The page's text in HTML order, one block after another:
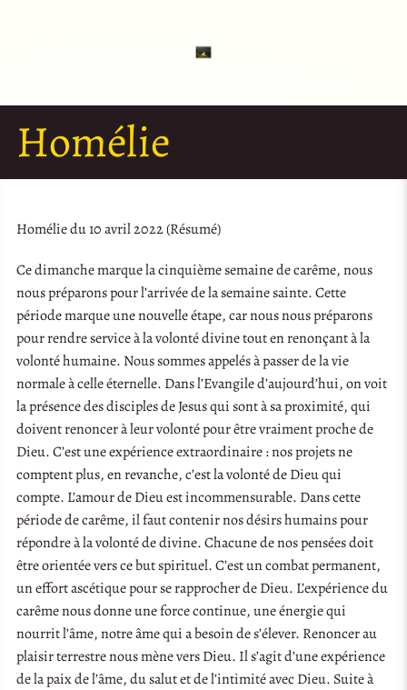
Homélie
Homélie du 10 avril 2022 (Résumé)
Ce dimanche marque la cinquième semaine de carême, nous
nous préparons pour l’arrivée de la semaine sainte. Cette
période marque une nouvelle étape, car nous nous préparons
pour rendre service à la volonté divine tout en renonçant à la
volonté humaine. Nous sommes appelés à passer de la vie
normale à celle éternelle. Dans l’Evangile d’aujourd’hui, on voit
la présence des disciples de Jesus qui sont à sa proximité, qui
doivent renoncer à leur volonté pour être vraiment proche de
Dieu. C’est une expérience extraordinaire : nos projets ne
comptent plus, en revanche, c’est la volonté de Dieu qui
compte. L’amour de Dieu est incommensurable. Dans cette
période de carême, il faut contenir nos désirs humains pour
répondre à la volonté de divine. Chacune de nos pensées doit
être orientée vers ce but spirituel. C’est un combat permanent,
un effort ascétique pour se rapprocher de Dieu. L’expérience du
carême nous donne une force continue, une énergie qui
nourrit l’âme, notre âme qui a besoin de s’élever. Renoncer au
plaisir terrestre nous mène vers Dieu. Il s’agit d’une expérience
de la paix de l’âme, du salut et de l’intimité avec Dieu. Suite à